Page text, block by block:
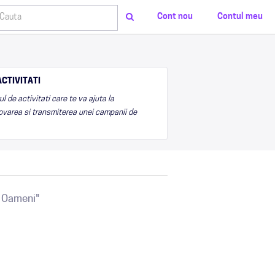
Cont nou Contul meu
de activitati care te va ajuta la
si transmiterea unei campanii de